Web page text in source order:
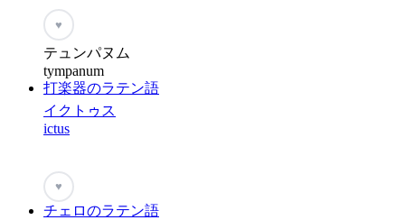
♥
テュンパヌム
tympanum
打楽器のラテン語
イクトゥス
ictus
♥
チェロのラテン語